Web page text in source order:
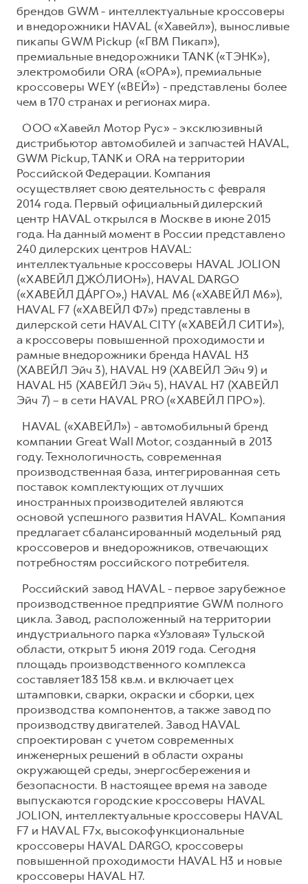
брендов GWM - интеллектуальные кроссоверы
и внедорожники HAVAL («Хавейл»), выносливые
пикапы GWM Pickup («ГВМ Пикап»),
премиальные внедорожники TANK («ТЭНК»),
электромобили ORA («ОРА»), премиальные
кроссоверы WEY («ВЕЙ») - представлены более
чем в 170 странах и регионах мира.
ООО «Хавейл Мотор Рус» - эксклюзивный
дистрибьютор автомобилей и запчастей HAVAL,
GWM Pickup, TANK и ORA на территории
Российской Федерации. Компания
осуществляет свою деятельность с февраля
2014 года. Первый официальный дилерский
центр HAVAL открылся в Москве в июне 2015
года. На данный момент в России представлено
240 дилерских центров HAVAL:
интеллектуальные кроссоверы HAVAL JOLION
(«ХАВЕЙЛ ДЖО́ЛИОН»), HAVAL DARGO
(«ХАВЕЙЛ ДА́РГО»,) HAVAL М6 («ХАВЕЙЛ M6»),
HAVAL F7 («ХАВЕЙЛ Ф7») представлены в
дилерской сети HAVAL CITY («ХАВЕЙЛ СИТИ»),
а кроссоверы повышенной проходимости и
рамные внедорожники бренда HAVAL H3
(ХАВЕЙЛ Эйч 3), HAVAL H9 (ХАВЕЙЛ Эйч 9) и
HAVAL H5 (ХАВЕЙЛ Эйч 5), HAVAL H7 (ХАВЕЙЛ
Эйч 7) – в сети HAVAL PRO («ХАВЕЙЛ ПРО»).
HAVAL («ХАВЕЙЛ») - автомобильный бренд
компании Great Wall Motor, созданный в 2013
году. Технологичность, современная
производственная база, интегрированная сеть
поставок комплектующих от лучших
иностранных производителей являются
основой успешного развития HAVAL. Компания
предлагает сбалансированный модельный ряд
кроссоверов и внедорожников, отвечающих
потребностям российского потребителя.
Российский завод HAVAL - первое зарубежное
производственное предприятие GWM полного
цикла. Завод, расположенный на территории
индустриального парка «Узловая» Тульской
области, открыт 5 июня 2019 года. Сегодня
площадь производственного комплекса
составляет 183 158 кв.м. и включает цех
штамповки, сварки, окраски и сборки, цех
производства компонентов, а также завод по
производству двигателей. Завод HAVAL
спроектирован с учетом современных
инженерных решений в области охраны
окружающей среды, энергосбережения и
безопасности. В настоящее время на заводе
выпускаются городские кроссоверы HAVAL
JOLION, интеллектуальные кроссоверы HAVAL
F7 и HAVAL F7x, высокофункциональные
кроссоверы HAVAL DARGO, кроссоверы
повышенной проходимости HAVAL H3 и новые
кроссоверы HAVAL H7.